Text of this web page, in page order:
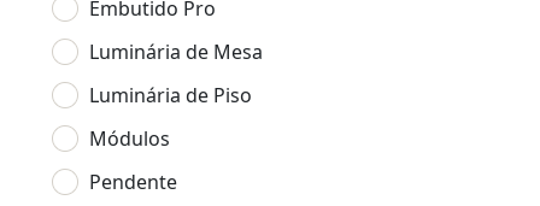
Embutido Pro
Luminária de Mesa
Luminária de Piso
Módulos
Pendente